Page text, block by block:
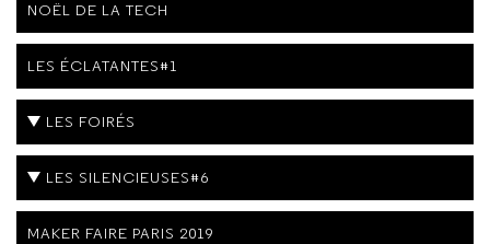
NOËL DE LA TECH
LES ÉCLATANTES#1
LES FOIRÉS
LES SILENCIEUSES#6
MAKER FAIRE PARIS 2019